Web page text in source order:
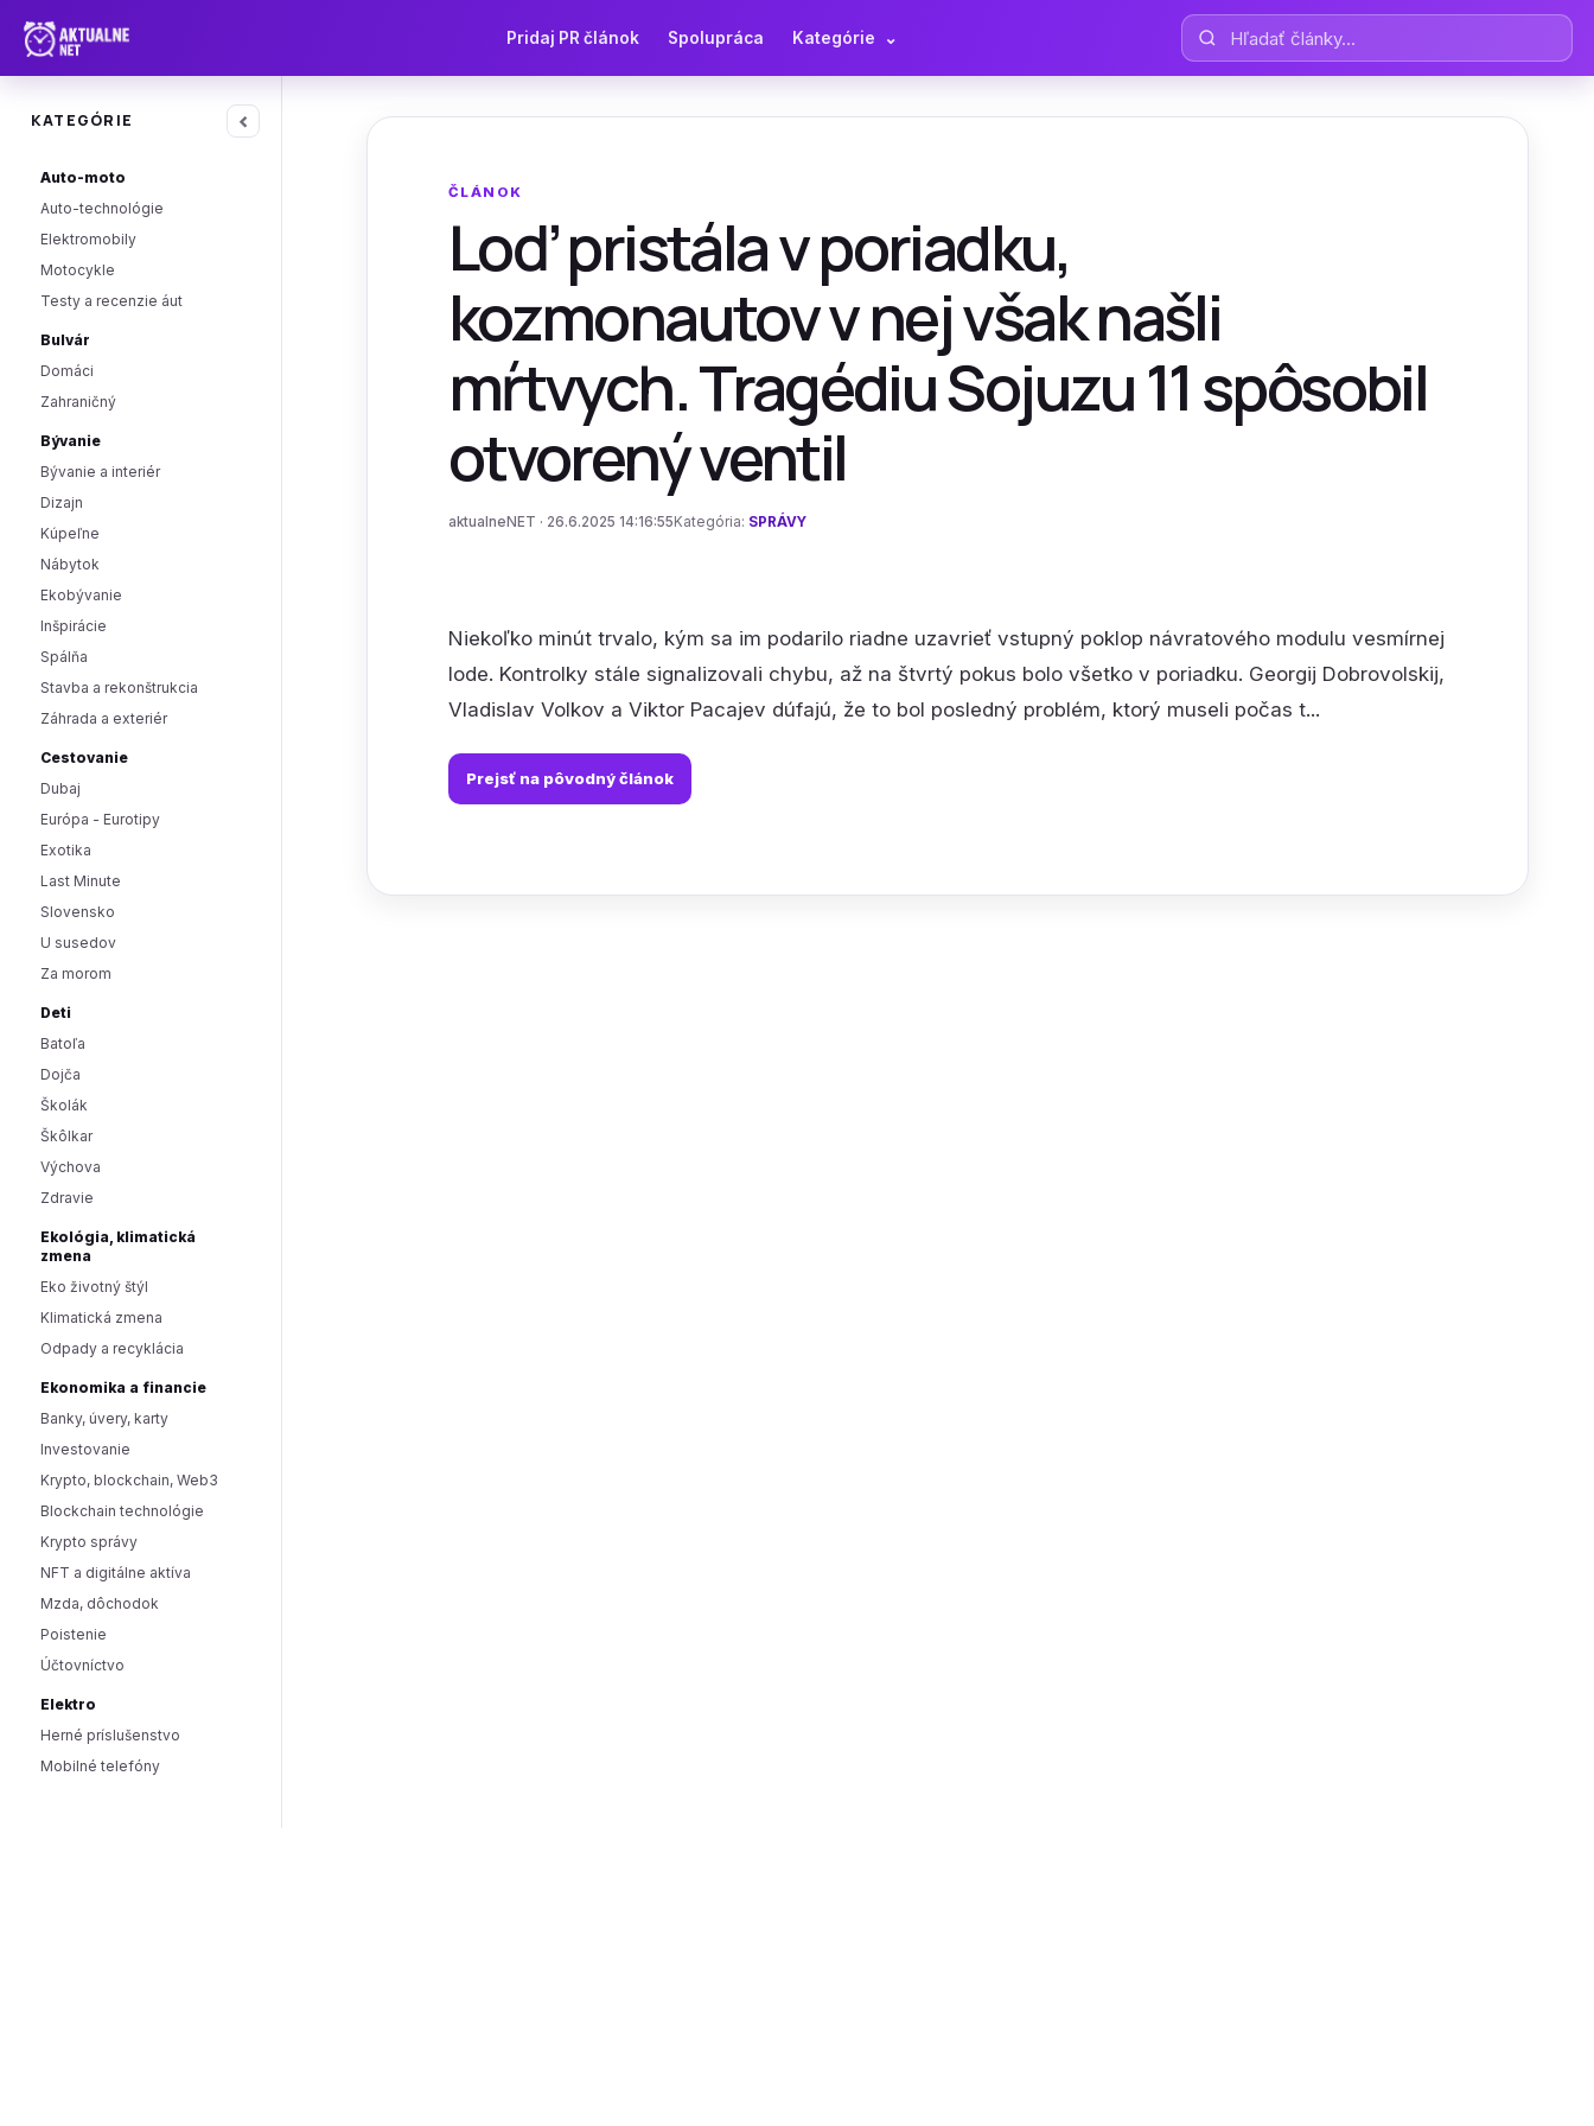
Pridaj PR článok Spolupráca Kategórie ⌄ Hľadať články
KATEGÓRIE ‹
Auto-moto
Auto-technológie
Elektromobily
Motocykle
Testy a recenzie áut
Bulvár
Domáci
Zahraničný
Bývanie
Bývanie a interiér
Dizajn
Kúpeľne
Nábytok
Ekobývanie
Inšpirácie
Spálňa
Stavba a rekonštrukcia
Záhrada a exteriér
Cestovanie
Dubaj
Európa - Eurotipy
Exotika
Last Minute
Slovensko
U susedov
Za morom
Deti
Batoľa
Dojča
Školák
Škôlkar
Výchova
Zdravie
Ekológia, klimatická
zmena
Eko životný štýl
Klimatická zmena
Odpady a recyklácia
Ekonomika a financie
Banky, úvery, karty
Investovanie
Krypto, blockchain, Web3
Blockchain technológie
Krypto správy
NFT a digitálne aktíva
Mzda, dôchodok
Poistenie
Účtovníctvo
Elektro
Herné príslušenstvo
Mobilné telefóny
ČLÁNOK
Loď pristála v poriadku,
kozmonautov v nej však našli
mŕtvych. Tragédiu Sojuzu 11 spôsobil
otvorený ventil
aktualneNET · 26.6.2025 14:16:55 Kategória: SPRÁVY
Niekoľko minút trvalo, kým sa im podarilo riadne uzavrieť vstupný poklop návratového modulu vesmírnej
lode. Kontrolky stále signalizovali chybu, až na štvrtý pokus bolo všetko v poriadku. Georgij Dobrovolskij,
Vladislav Volkov a Viktor Pacajev dúfajú, že to bol posledný problém, ktorý museli počas t...
Prejsť na pôvodný článok